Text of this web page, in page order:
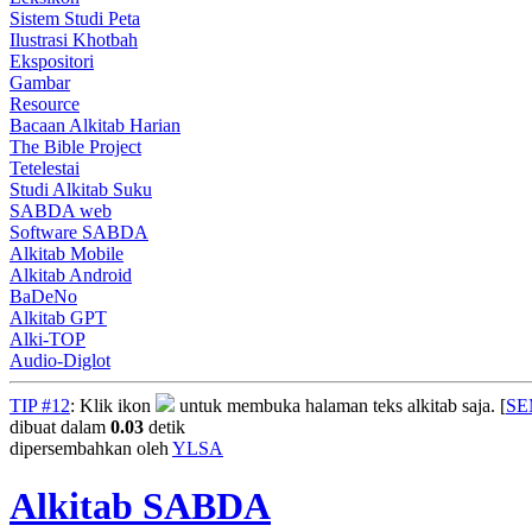
Sistem Studi Peta
Ilustrasi Khotbah
Ekspositori
Gambar
Resource
Bacaan Alkitab Harian
The Bible Project
Tetelestai
Studi Alkitab Suku
SABDA web
Software SABDA
Alkitab Mobile
Alkitab Android
BaDeNo
Alkitab GPT
Alki-TOP
Audio-Diglot
TIP #12: Klik ikon untuk membuka halaman teks alkitab saja. [
dibuat dalam 0.03 detik
dipersembahkan oleh YLSA
Alkitab SABDA